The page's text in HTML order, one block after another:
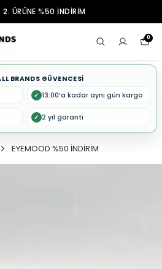
2. ÜRÜNE %50 İNDİRİM
0
BRANDS GÜVENCESİ
✓ 13:00’a kadar aynı gün kargo
✓ 2 yıl garanti
EYEMOOD %50 İNDİRİM